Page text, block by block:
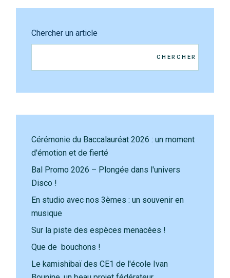
Chercher un article
CHERCHER
Cérémonie du Baccalauréat 2026 : un moment
d'émotion et de fierté
Bal Promo 2026 – Plongée dans l'univers
Disco !
En studio avec nos 3èmes : un souvenir en
musique
Sur la piste des espèces menacées !
Que de bouchons !
Le kamishibaï des CE1 de l'école Ivan